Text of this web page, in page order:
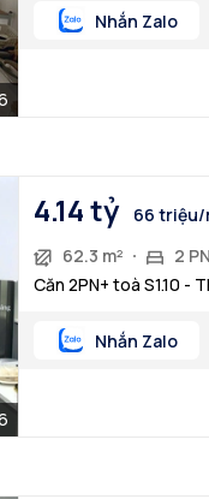
Nhắn Zalo
4.14 tỷ
66 triệu/
62.3 m²
2 PN
Căn 2PN+ toà S1.10 -
Nhắn Zalo